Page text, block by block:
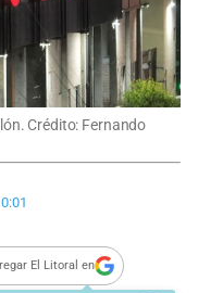
Crédito: Fernando
0:01
El Litoral en